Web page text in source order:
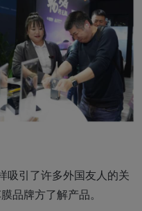
吸引了许多外国友人的关
品牌方了解产品。